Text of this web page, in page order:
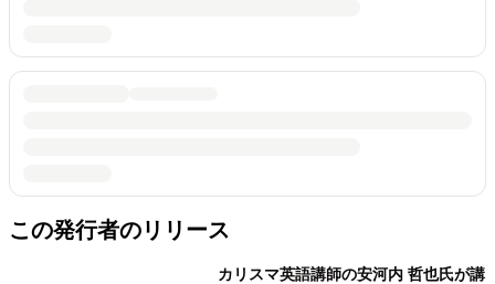
この発行者のリリース
カリスマ英語講師の安河内 哲也氏が講